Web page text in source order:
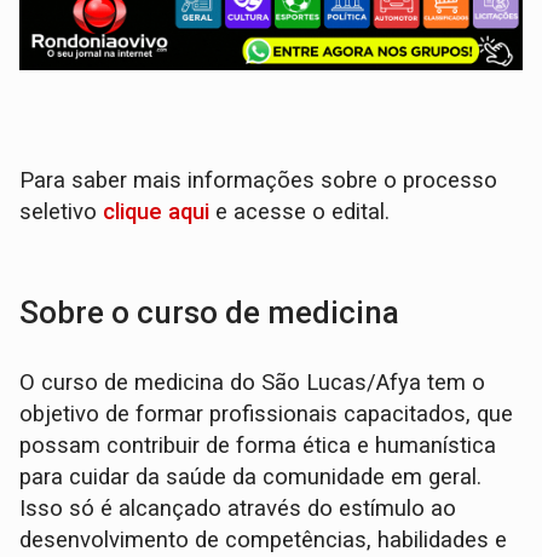
Para saber mais informações sobre o processo
seletivo clique aqui e acesse o edital.
Sobre o curso de medicina
O curso de medicina do São Lucas/Afya tem o
objetivo de formar profissionais capacitados, que
possam contribuir de forma ética e humanística
para cuidar da saúde da comunidade em geral.
Isso só é alcançado através do estímulo ao
desenvolvimento de competências, habilidades e